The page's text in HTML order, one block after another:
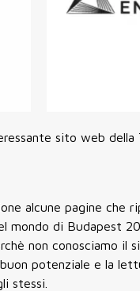
sito web
alcune pagine
mondo di Budapest
non conosciamo il
potenziale e la
stessi.